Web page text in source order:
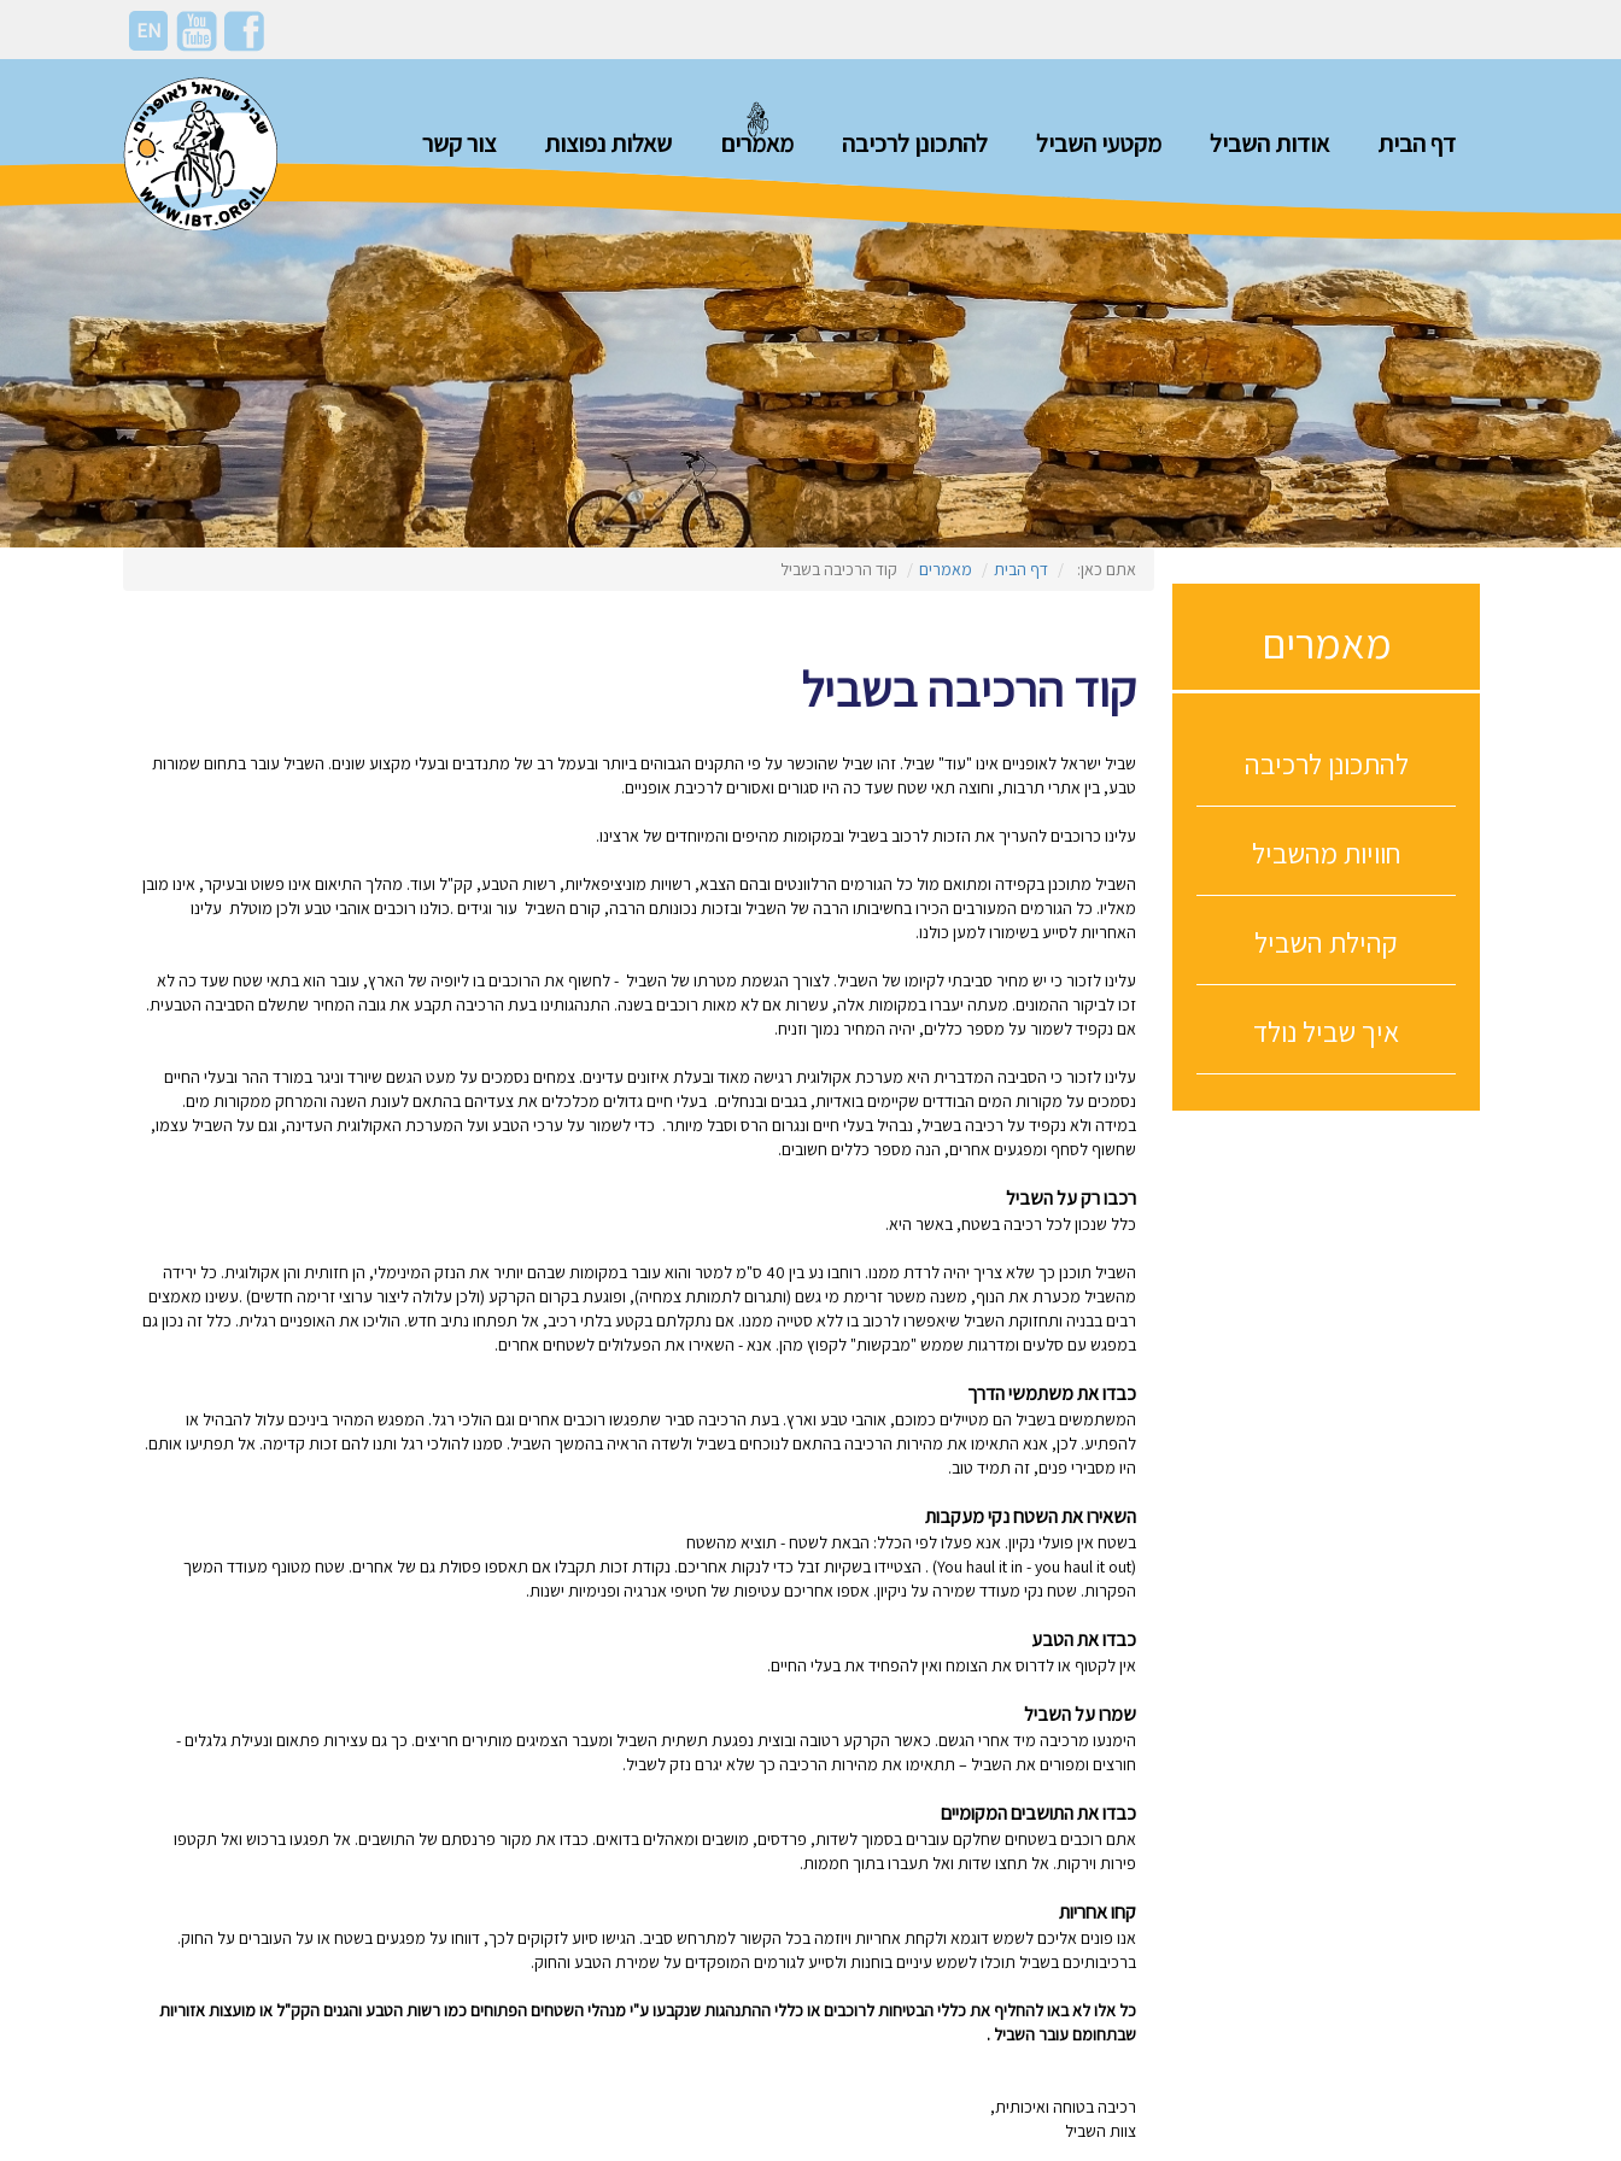
EN
דף הבית אודות השביל מקטעי השביל להתכונן לרכיבה מאמרים שאלות נפוצות צור קשר
מאמרים
להתכונן לרכיבה
חוויות מהשביל
קהילת השביל
איך שביל נולד
אתם כאן: דף הבית מאמרים קוד הרכיבה בשביל
קוד הרכיבה בשביל
שביל ישראל לאופניים אינו "עוד" שביל. זהו שביל שהוכשר על פי התקנים הגבוהים ביותר ובעמל רב של מתנדבים ובעלי מקצוע שונים. השביל עובר בתחום שמורות
טבע, בין אתרי תרבות, וחוצה תאי שטח שעד כה היו סגורים ואסורים לרכיבת אופניים.
עלינו כרוכבים להעריך את הזכותלרכוב בשביל ובמקומות מהיפים והמיוחדים של ארצינו.
השביל מתוכנן בקפידה ומתואם מול כל הגורמים הרלוונטים ובהם הצבא, רשויות מוניציפאליות, רשות הטבע, קק"ל ועוד. מהלך התיאום אינו פשוט ובעיקר, אינו מובן
מאליו. כל הגורמים המעורבים הכירו בחשיבותו הרבה של השביל ובזכות נכונותם הרבה, קורם השביל עור וגידים .כולנו רוכבים אוהבי טבע ולכן מוטלת עלינו
האחריות לסייע בשימורו למען כולנו.
עלינו לזכור כי יש מחיר סביבתי לקיומו של השביל. לצורך הגשמת מטרתו של השביל - לחשוף את הרוכבים בו ליופיה של הארץ, עובר הוא בתאי שטח שעד כה לא
זכו לביקור ההמונים. מעתה יעברו במקומות אלה, עשרות אם לא מאות רוכבים בשנה. התנהגותינו בעת הרכיבה תקבע את גובה המחיר שתשלם הסביבה הטבעית.
אם נקפיד לשמור על מספר כללים, יהיה המחיר נמוך וזניח.
עלינו לזכור כי הסביבה המדברית היא מערכת אקולוגית רגישה מאוד ובעלת איזונים עדינים. צמחים נסמכים על מעט הגשם שיורד וניגר במורד ההר ובעלי החיים
נסמכים על מקורות המים הבודדים שקיימים בואדיות, בגבים ובנחלים. בעלי חיים גדולים מכלכלים את צעדיהם בהתאם לעונת השנה והמרחק ממקורות מים.
במידה ולא נקפיד על רכיבה בשביל, נבהיל בעלי חיים ונגרום הרס וסבל מיותר. כדי לשמור על ערכי הטבע ועל המערכת האקולוגית העדינה, וגם על השביל עצמו,
שחשוף לסחף ומפגעים אחרים, הנה מספר כללים חשובים.
רכבו רק על השביל
כלל שנכון לכל רכיבה בשטח, באשר היא.
השביל תוכנן כך שלא צריך יהיה לרדת ממנו. רוחבו נע בין 40 ס"מ למטר והוא עובר במקומות שבהם יותיר את הנזק המינימלי, הן חזותית והן אקולוגית. כל ירידה
מהשביל מכערת את הנוף, משנה משטר זרימת מי גשם (ותגרום לתמותת צמחיה), ופוגעת בקרום הקרקע (ולכן עלולה ליצור ערוצי זרימה חדשים) .עשינו מאמצים
רבים בבניה ותחזוקת השביל שיאפשרו לרכוב בו ללא סטייה ממנו. אם נתקלתם בקטע בלתי רכיב, אל תפתחו נתיב חדש. הוליכו את האופניים רגלית. כלל זה נכון גם
במפגש עם סלעים ומדרגות שממש "מבקשות" לקפוץ מהן. אנא - השאירו את הפעלולים לשטחים אחרים.
כבדו את משתמשי הדרך
המשתמשים בשביל הם מטיילים כמוכם, אוהבי טבע וארץ. בעת הרכיבה סביר שתפגשו רוכבים אחרים וגם הולכי רגל. המפגש המהיר ביניכם עלול להבהיל או
להפתיע. לכן, אנא התאימו את מהירות הרכיבה בהתאם לנוכחים בשביל ולשדה הראיה בהמשך השביל. סמנו להולכי רגל ותנו להם זכות קדימה. אל תפתיעו אותם.
היו מסבירי פנים, זה תמיד טוב.
השאירו את השטח נקי מעקבות
בשטח אין פועלי נקיון. אנא פעלו לפי הכלל: הבאת לשטח - תוציא מהשטח
(You haul it in - you haul it out) . הצטיידו בשקיות זבל כדי לנקות אחריכם. נקודת זכות תקבלו אם תאספו פסולת גם של אחרים. שטח מטונף מעודד המשך
הפקרות. שטח נקי מעודד שמירה על ניקיון. אספו אחריכם עטיפות של חטיפי אנרגיה ופנימיות ישנות.
כבדו את הטבע
אין לקטוף או לדרוס את הצומח ואין להפחיד את בעלי החיים.
שמרו על השביל
הימנעו מרכיבה מיד אחרי הגשם. כאשר הקרקע רטובה ובוצית נפגעת תשתית השביל ומעבר הצמיגים מותירים חריצים. כך גם עצירות פתאום ונעילת גלגלים -
חורצים ומפורים את השביל – תתאימו את מהירות הרכיבה כך שלא יגרם נזק לשביל.
כבדו את התושבים המקומיים
אתם רוכבים בשטחים שחלקם עוברים בסמוך לשדות, פרדסים, מושבים ומאהלים בדואים. כבדו את מקור פרנסתם של התושבים. אל תפגעו ברכוש ואל תקטפו
פירות וירקות. אל תחצו שדות ואל תעברו בתוך חממות.
קחו אחריות
אנו פונים אליכם לשמש דוגמא ולקחת אחריות ויוזמה בכל הקשור למתרחש סביב. הגישו סיוע לזקוקים לכך, דווחו על מפגעים בשטח או על העוברים על החוק.
ברכיבותיכם בשביל תוכלו לשמש עיניים בוחנות ולסייע לגורמים המופקדים על שמירת הטבע והחוק.
כל אלו לא באו להחליף את כללי הבטיחות לרוכבים או כללי ההתנהגות שנקבעו ע"י מנהלי השטחים הפתוחים כמו רשות הטבע והגנים הקק"ל או מועצות אזוריות
שבתחומם עובר השביל .
רכיבה בטוחה ואיכותית,
צוות השביל